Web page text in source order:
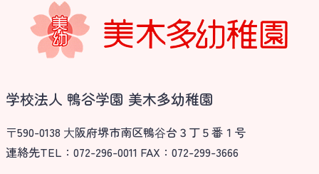
学校法人 鴨谷学園 美木多幼稚園
〒590-0138 ⼤阪府堺市南区鴨⾕台３丁５番１号
連絡先TEL：072-296-0011 FAX：072-299-3666